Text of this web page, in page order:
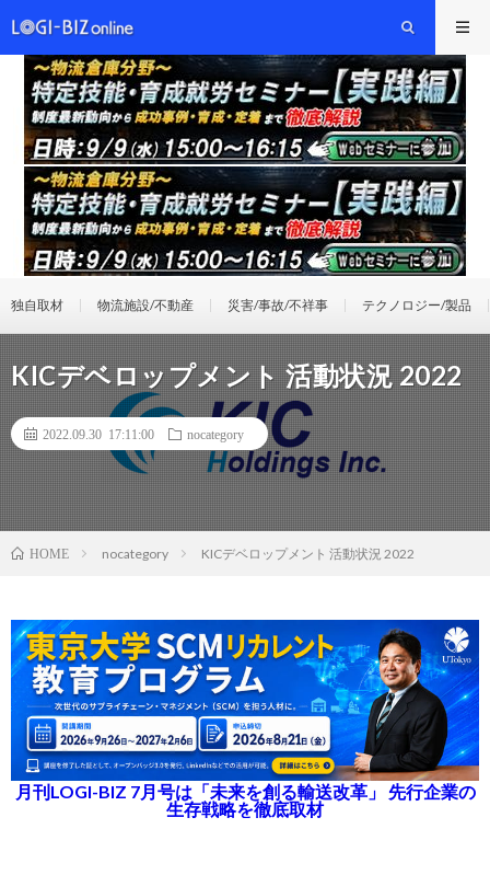
独自取材 物流施設/不動産 災害/事故/不祥事 テクノロジー/製品
KICデベロップメント 活動状況 2022
2022.09.30 17:11:00 nocategory
HOME nocategory KICデベロップメント 活動状況 2022
月刊LOGI-BIZ 7月号は「未来を創る輸送改革」 先行企業の
生存戦略を徹底取材